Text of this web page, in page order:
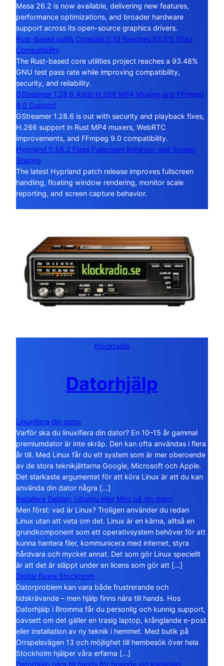
Mesa 26.2 is now available, delivering new features,
performance optimizations, and broader hardware
support across its open-source graphics drivers.
Rust-Based uutils Coreutils 0.10 Reaches 93.5% GNU
Compatibility
The Rust-based core utilities project reaches a 93.48%
GNU test pass rate while improving compatibility,
security, and reliability.
GStreamer 1.28.6 Adds H.266 MP4 Muxing and FFmpeg
9.0 Support
GStreamer 1.28.6 is out with security and playback fixes,
H.266 support in Rust MP4 muxers, WebRTC
improvements, and FFmpeg 9.0 compatibility.
Hyprland 0.56.2 Fixes Fullscreen Behavior and Screen
Sharing
The latest Hyprland patch release improves fullscreen
handling, floating window rendering, monitor scale
reporting, and screen capture behavior.
Klockradio
Datorhjälp
Linuxifiera din dator
Varför ska du linuxifiera din dator? En 10–15 år gammal
premiumdator är inte skräp. Den kan ofta användas i flera
år till. Med Linux får du ett system som är mer oberoende
av de stora teknikjättarna Google, Microsoft och Apple.
Det starkaste argumentet för att köra Linux är att du kan
använda din dator några […]
Installera Debian, Ubuntu eller Mint på din dator
Men först: vad är Linux? Troligen använder du redan
Linux utan att veta om det. Linux är en kärna, alltså en
grundkomponent som ett operativsystem behöver för att
kunna hantera filer, kommunicera med internet, styra
hårdvara och mycket annat. Det som gör Linux speciellt
är att det är släppt under en licens som gör att […]
Digital fixare Stockholm
Datorproblem kan vara både frustrerande och
tidskrävande – men hjälp finns nära till hands. Hos
Datorhjälp i Bromma får du personlig och kunnig support,
oavsett om det gäller en trasig laptop, krånglande e-post
eller installation av ny teknik i hemmet. Med butik på
Orrspelsvägen 13 och möjlighet till hembesök över hela
Stockholm hjälper våra erfarna […]